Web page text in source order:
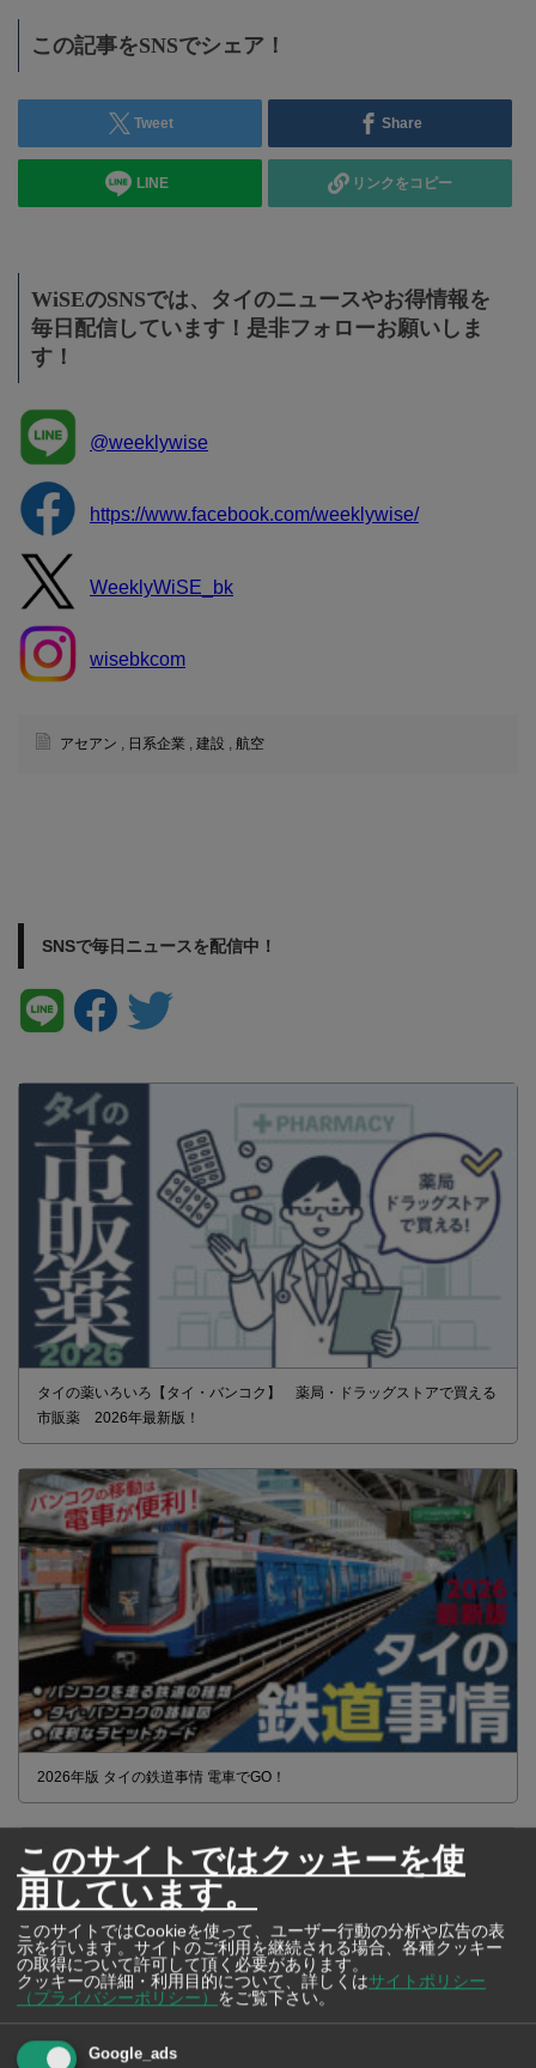
この記事をSNSでシェア！
Tweet Share
LINE リンクをコピー
WiSEのSNSでは、タイのニュースやお得情報を
毎日配信しています！是非フォローお願いしま
す！
@weeklywise
https://www.facebook.com/weeklywise/
WeeklyWiSE_bk
wisebkcom
アセアン , 日系企業 , 建設 , 航空
SNSで毎日ニュースを配信中！
タイの薬いろいろ【タイ・バンコク】 薬局・ドラッグストアで買える
市販薬 2026年最新版！
2026年版 タイの鉄道事情 電車でGO！
このサイトではクッキーを使
用しています。
このサイトではCookieを使って、ユーザー行動の分析や広告の表
示を行います。サイトのご利用を継続される場合、各種クッキー
の取得について許可して頂く必要があります。
クッキーの詳細・利用目的について、詳しくはサイトポリシー
（プライバシーポリシー）
をご覧下さい。
Google_ads